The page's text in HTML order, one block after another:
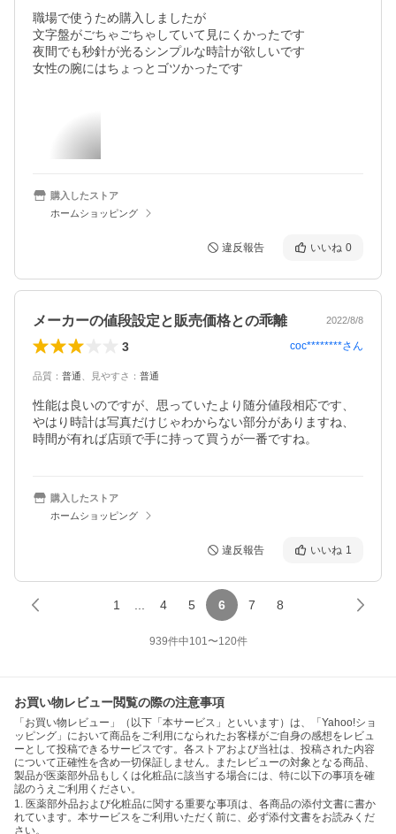
職場で使うため購入しましたが
文字盤がごちゃごちゃしていて見にくかったです
夜間でも秒針が光るシンプルな時計が欲しいです
女性の腕にはちょっとゴツかったです
購入したストア
ホームショッピング
違反報告 いいね 0
メーカーの値段設定と販売価格との乖離 2022/8/8
3 coc********さん
品質 ： 普通 見やすさ ： 普通
性能は良いのですが、思っていたより随分値段相応です、
やはり時計は写真だけじゃわからない部分がありますね、
時間が有れば店頭で手に持って買うが一番ですね。
購入したストア
ホームショッピング
違反報告 いいね 1
1 4 5 6 7 8
939件中101〜120件
お買い物レビュー閲覧の際の注意事項
「お買い物レビュー」（以下「本サービス」といいます）は、「Yahoo!ショ
ッピング」において商品をご利用になられたお客様がご自身の感想をレビュ
ーとして投稿できるサービスです。各ストアおよび当社は、投稿された内容
について正確性を含め一切保証しません。またレビューの対象となる商品、
製品が医薬部外品もしくは化粧品に該当する場合には、特に以下の事項を確
認のうえご利用ください。
1. 医薬部外品および化粧品に関する重要な事項は、各商品の添付文書に書か
れています。本サービスをご利用いただく前に、必ず添付文書をお読みくだ
さい。